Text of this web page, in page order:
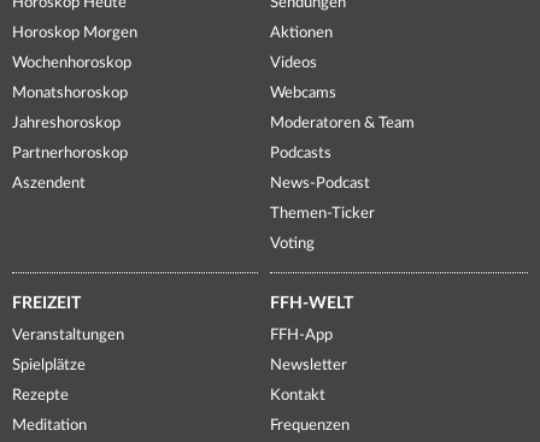
Horoskop Heute
Horoskop Morgen
Wochenhoroskop
Monatshoroskop
Jahreshoroskop
Partnerhoroskop
Aszendent
Sendungen
Aktionen
Videos
Webcams
Moderatoren & Team
Podcasts
News-Podcast
Themen-Ticker
Voting
FREIZEIT
Veranstaltungen
Spielplätze
Rezepte
Meditation
FFH-WELT
FFH-App
Newsletter
Kontakt
Frequenzen